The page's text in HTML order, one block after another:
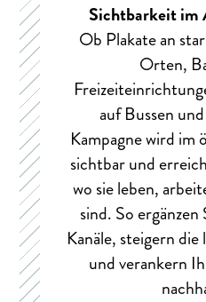
Sichtbarkeit im
Ob Plakate an
Orten,
auf Bussen
Kampagne wird im
sichtbar und
wo sie leben,
sind. So
Kanäle, steigern
und verankern